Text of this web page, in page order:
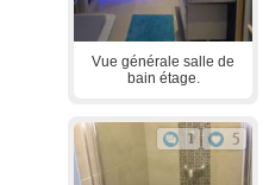
Vue générale salle de
bain étage.
1 5